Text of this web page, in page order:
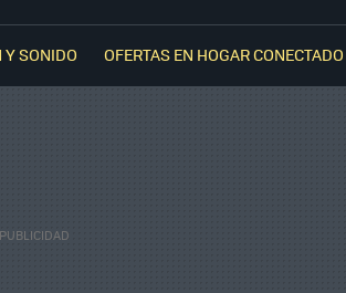
Y SONIDO OFERTAS EN HOGAR CONECTADO